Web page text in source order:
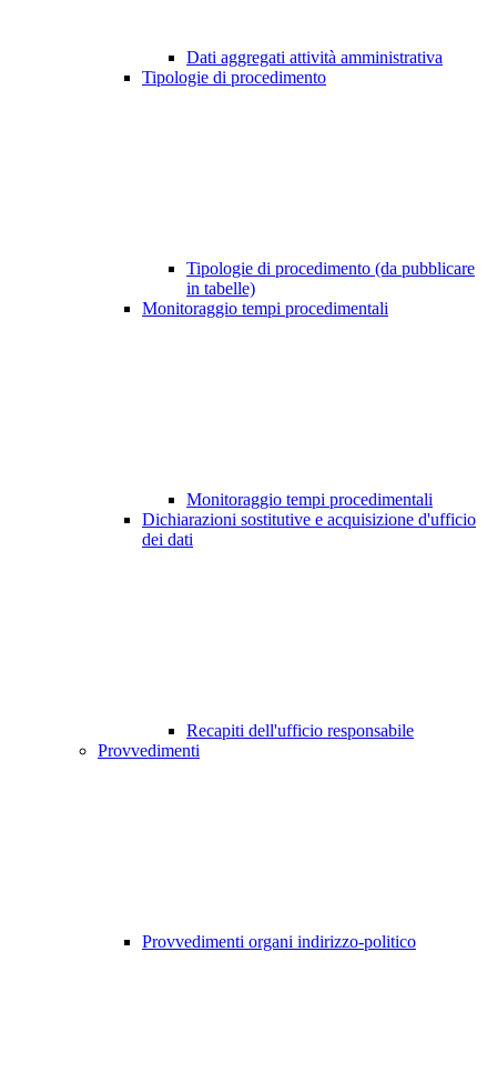
Dati aggregati attività amministrativa
Tipologie di procedimento
Tipologie di procedimento (da pubblicare
in tabelle)
Monitoraggio tempi procedimentali
Monitoraggio tempi procedimentali
Dichiarazioni sostitutive e acquisizione d'ufficio
dei dati
Recapiti dell'ufficio responsabile
Provvedimenti
Provvedimenti organi indirizzo-politico